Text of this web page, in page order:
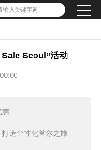
输入关键字词
Seoul”活动
惠
造个性化首尔之旅